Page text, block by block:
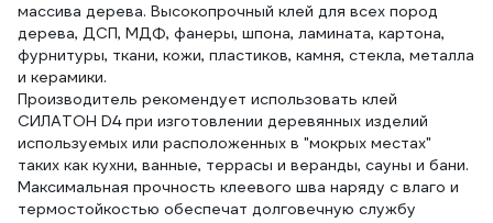
массива дерева. Высокопрочный клей для всех пород
дерева, ДСП, МДФ, фанеры, шпона, ламината, картона,
фурнитуры, ткани, кожи, пластиков, камня, стекла, металла
и керамики.
Производитель рекомендует использовать клей
СИЛАТОН D4 при изготовлении деревянных изделий
используемых или расположенных в "мокрых местах"
таких как кухни, ванные, террасы и веранды, сауны и бани.
Максимальная прочность клеевого шва наряду с влаго и
термостойкостью обеспечат долговечную службу